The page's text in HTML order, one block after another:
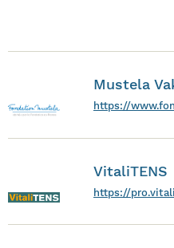
Mustela
https://
VitaliTENS
https://